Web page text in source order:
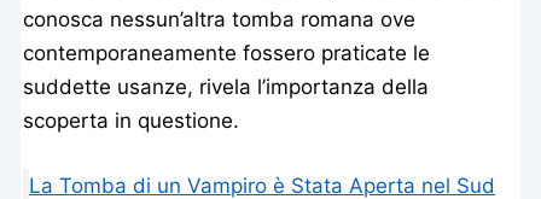
conosca nessun’altra tomba romana ove
contemporaneamente fossero praticate le
suddette usanze, rivela l’importanza della
scoperta in questione.
La Tomba di un Vampiro è Stata Aperta nel Sud